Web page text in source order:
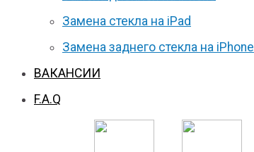
Замена стекла на iPad
Замена заднего стекла на iPhone
ВАКАНСИИ
F.A.Q